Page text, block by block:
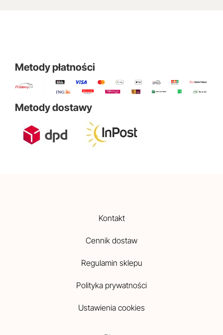
Metody płatności
Metody dostawy
Kontakt
Cennik dostaw
Regulamin sklepu
Polityka prywatności
Ustawienia cookies